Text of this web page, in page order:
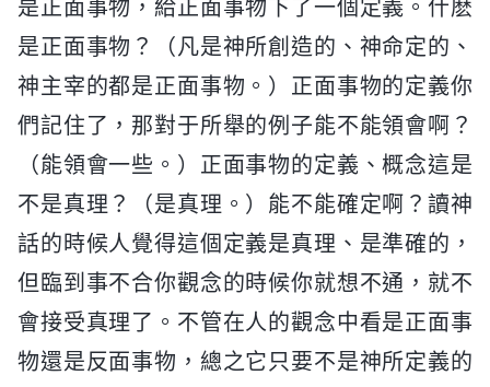
是正面事物，給正面事物下了一個定義。什麽
是正面事物？（凡是神所創造的、神命定的、
神主宰的都是正面事物。）正面事物的定義你
們記住了，那對于所舉的例子能不能領會啊？
（能領會一些。）正面事物的定義、概念這是
不是真理？（是真理。）能不能確定啊？讀神
話的時候人覺得這個定義是真理、是準確的，
但臨到事不合你觀念的時候你就想不通，就不
會接受真理了。不管在人的觀念中看是正面事
物還是反面事物，總之它只要不是神所定義的